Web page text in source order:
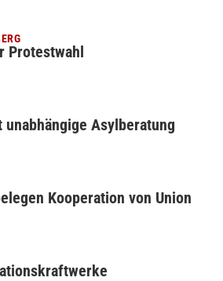
Protestwahl
Asylberatung
Kooperation von Union